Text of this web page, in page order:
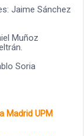
Jaime Sánchez
Muñoz
Soria
Madrid UPM